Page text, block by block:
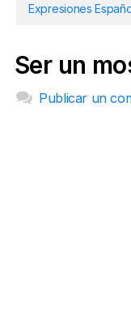
Expresiones
Ser un
Publicar un